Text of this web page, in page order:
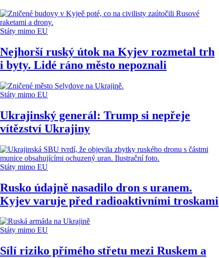
Státy mimo EU
Nejhorší ruský útok na Kyjev rozmetal trh
i byty. Lidé ráno město nepoznali
Státy mimo EU
Ukrajinský generál: Trump si nepřeje
vítězství Ukrajiny
Státy mimo EU
Rusko údajně nasadilo dron s uranem.
Kyjev varuje před radioaktivními troskami
Státy mimo EU
Sílí riziko přímého střetu mezi Ruskem a